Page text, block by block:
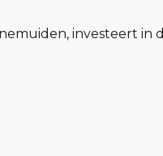
investeert in